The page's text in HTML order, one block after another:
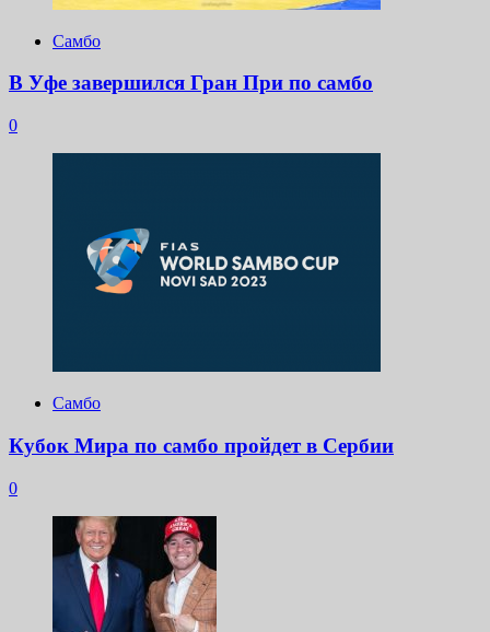
Самбо
В Уфе завершился Гран При по самбо
0
Самбо
Кубок Мира по самбо пройдет в Сербии
0